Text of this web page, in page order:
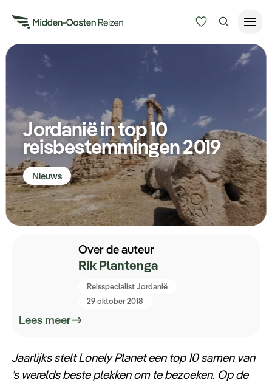
Type Reizen
Inspiratie
Meer
Reisduur
Zoeken
Jordanië in top 10
reisbestemmingen 2019
Nieuws
Over de auteur
Rik Plantenga
Reisspecialist Jordanië
29 oktober 2018
Lees meer
Jaarlijks stelt Lonely Planet een top 10 samen van
’s werelds beste plekken om te bezoeken. Op de